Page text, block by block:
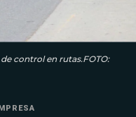
control en rutas.FOTO: